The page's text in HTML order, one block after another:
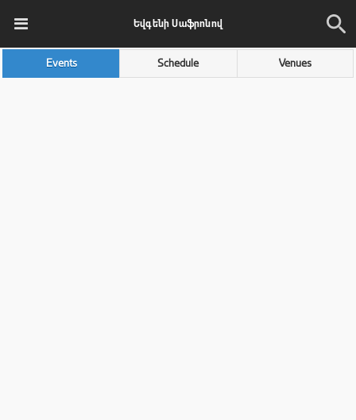
Եվգենի Սաֆրոնով
Events Schedule Venues